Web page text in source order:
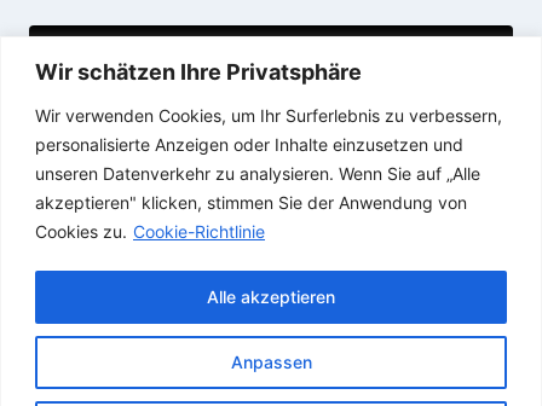
Wir schätzen Ihre Privatsphäre
Wir verwenden Cookies, um Ihr Surferlebnis zu verbessern,
personalisierte Anzeigen oder Inhalte einzusetzen und
unseren Datenverkehr zu analysieren. Wenn Sie auf „Alle
akzeptieren" klicken, stimmen Sie der Anwendung von
Cookies zu. Cookie-Richtlinie
Anpassen
Alle akzeptieren
Buttersäure-Anschlag
30/10/2014